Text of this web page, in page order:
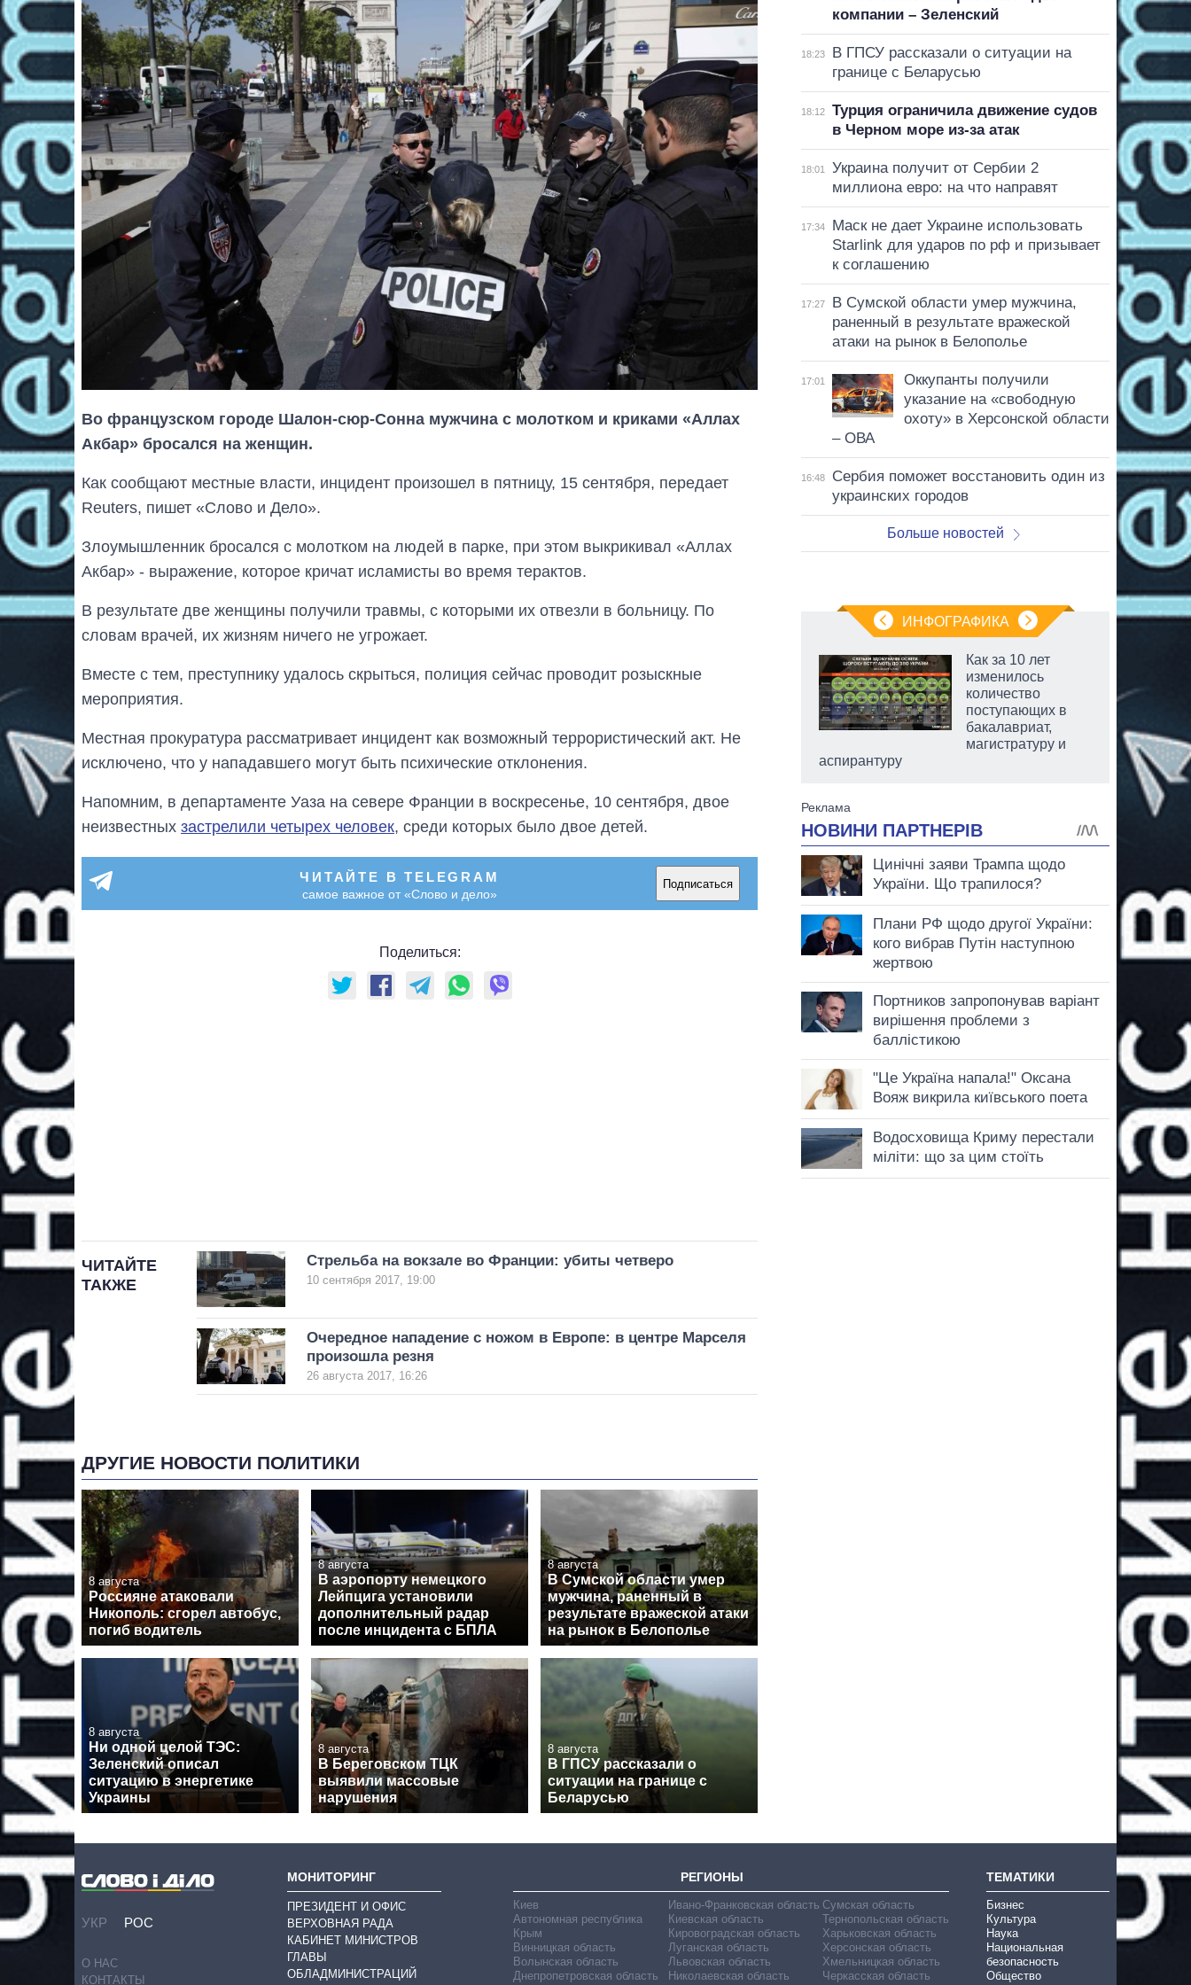
Во французском городе Шалон-сюр-Сонна мужчина с молотком и криками «Аллах
Акбар» бросался на женщин.
Как сообщают местные власти, инцидент произошел в пятницу, 15 сентября, передает
Reuters, пишет «Слово и Дело».
Злоумышленник бросался с молотком на людей в парке, при этом выкрикивал «Аллах
Акбар» - выражение, которое кричат исламисты во время терактов.
В результате две женщины получили травмы, с которыми их отвезли в больницу. По
словам врачей, их жизням ничего не угрожает.
Вместе с тем, преступнику удалось скрыться, полиция сейчас проводит розыскные
мероприятия.
Местная прокуратура рассматривает инцидент как возможный террористический акт. Не
исключено, что у нападавшего могут быть психические отклонения.
Напомним, в департаменте Уаза на севере Франции в воскресенье, 10 сентября, двое
неизвестных застрелили четырех человек, среди которых было двое детей.
ЧИТАЙТЕ В TELEGRAM
самое важное от «Слово и дело»
Подписаться
Поделиться:
ЧИТАЙТЕ
ТАКЖЕ
Стрельба на вокзале во Франции: убиты четверо
10 сентября 2017, 19:00
Очередное нападение с ножом в Европе: в центре Марселя
произошла резня
26 августа 2017, 16:26
ДРУГИЕ НОВОСТИ ПОЛИТИКИ
8 августа
Россияне атаковали
Никополь: сгорел автобус,
погиб водитель
8 августа
В аэропорту немецкого
Лейпцига установили
дополнительный радар
после инцидента с БПЛА
8 августа
В Сумской области умер
мужчина, раненный в
результате вражеской атаки
на рынок в Белополье
8 августа
Ни одной целой ТЭС:
Зеленский описал
ситуацию в энергетике
Украины
8 августа
В Береговском ТЦК
выявили массовые
нарушения
8 августа
В ГПСУ рассказали о
ситуации на границе с
Беларусью
компании – Зеленский
18:23
В ГПСУ рассказали о ситуации на
границе с Беларусью
18:12
Турция ограничила движение судов
в Черном море из-за атак
18:01
Украина получит от Сербии 2
миллиона евро: на что направят
17:34
Маск не дает Украине использовать
Starlink для ударов по рф и призывает
к соглашению
17:27
В Сумской области умер мужчина,
раненный в результате вражеской
атаки на рынок в Белополье
17:01
Оккупанты получили
указание на «свободную
охоту» в Херсонской области
– ОВА
16:48
Сербия поможет восстановить один из
украинских городов
Больше новостей
ИНФОГРАФИКА
картофеля
войны
Как за 10 лет
изменилось
количество
поступающих в
бакалавриат,
магистратуру и
аспирантуру
УКР РОС
О НАС
КОНТАКТЫ
МОНИТОРИНГ
ПРЕЗИДЕНТ И ОФИС
ВЕРХОВНАЯ РАДА
КАБИНЕТ МИНИСТРОВ
ГЛАВЫ
ОБЛАДМИНИСТРАЦИЙ
РЕГИОНЫ
Киев
Автономная республика
Крым
Винницкая область
Волынская область
Днепропетровская область
Ивано-Франковская область
Киевская область
Кировоградская область
Луганская область
Львовская область
Николаевская область
Сумская область
Тернопольская область
Харьковская область
Херсонская область
Хмельницкая область
Черкасская область
ТЕМАТИКИ
Бизнес
Культура
Наука
Национальная
безопасность
Общество